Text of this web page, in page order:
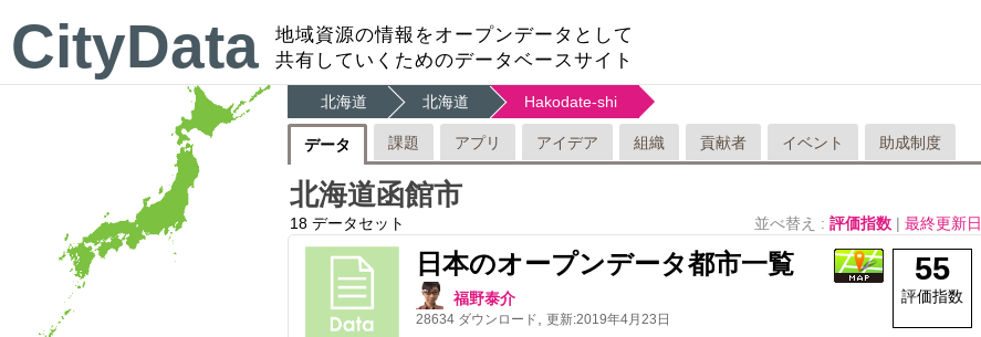
CityData
地域資源の情報をオープンデータとして
共有していくためのデータベースサイト
北海道 北海道 Hakodate-shi
データ 課題 アプリ アイデア 組織 貢献者 イベント 助成制度
北海道函館市
18 データセット 並べ替え : 評価指数 | 最終更新日
日本のオープンデータ都市一覧
福野泰介
28634 ダウンロード 更新:2019年4月23日
55
評価指数